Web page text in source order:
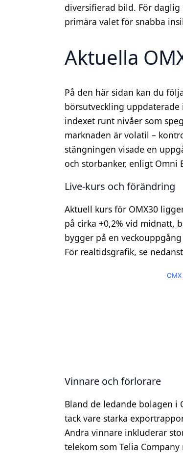
diversifierad bild. För
primära valet för snabba
Aktuella
På den här sidan kan du
börsutveckling
indexet runt nivåer som
marknaden är volatil –
stängningen visade en
och storbanker, enligt Omni
Live-kurs och förändring
Aktuell kurs för OMX30
på cirka +0,2% vid midnatt,
bygger på en
För realtidsgrafik, se
Vinnare och förlorare
Bland de ledande bolagen i
tack vare starka
Andra vinnare inkluderar
telekom som Telia